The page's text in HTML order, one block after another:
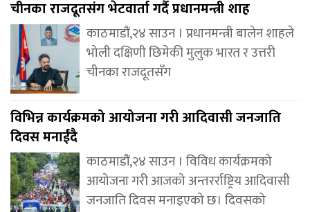
चीनका राजदूतसंग भेटवार्ता गर्दै प्रधानमन्त्री शाह
काठमाडौं,२४ साउन । प्रधानमन्त्री बालेन शाहले
भोली दक्षिणी छिमेकी मुलुक भारत र उत्तरी
चीनका राजदूतसँग
विभिन्न कार्यक्रमको आयोजना गरी आदिवासी जनजाति
दिवस मनाईंदै
काठमाडौं,२४ साउन । विविध कार्यक्रमको
आयोजना गरी आजको अन्तरर्राष्ट्रिय आदिवासी
जनजाति दिवस मनाइएको छ। दिवसको